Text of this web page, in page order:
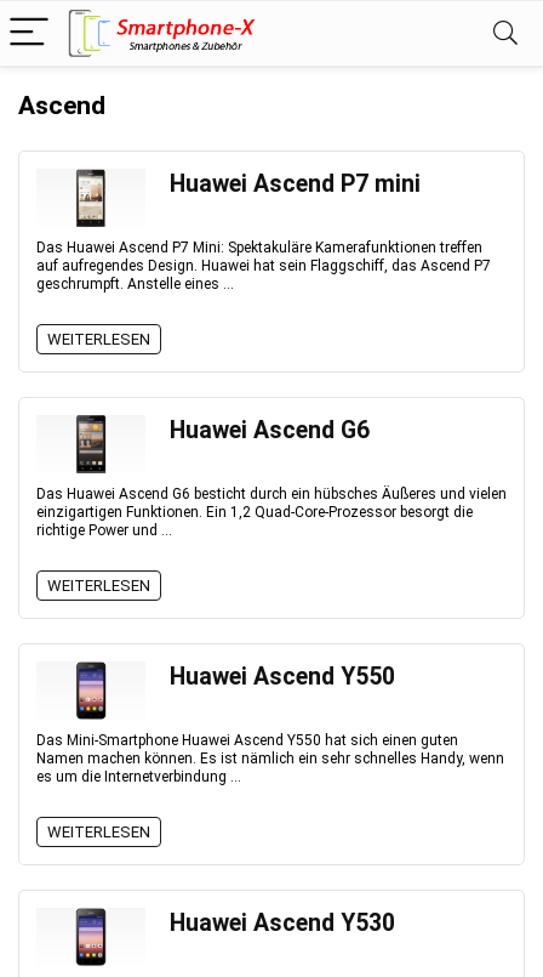
Ascend
Huawei Ascend P7 mini
Das Huawei Ascend P7 Mini: Spektakuläre Kamerafunktionen treffen
auf aufregendes Design. Huawei hat sein Flaggschiff, das Ascend P7
geschrumpft. Anstelle eines ...
WEITERLESEN
Huawei Ascend G6
Das Huawei Ascend G6 besticht durch ein hübsches Äußeres und vielen
einzigartigen Funktionen. Ein 1,2 Quad-Core-Prozessor besorgt die
richtige Power und ...
WEITERLESEN
Huawei Ascend Y550
Das Mini-Smartphone Huawei Ascend Y550 hat sich einen guten
Namen machen können. Es ist nämlich ein sehr schnelles Handy, wenn
es um die Internetverbindung ...
WEITERLESEN
Huawei Ascend Y530